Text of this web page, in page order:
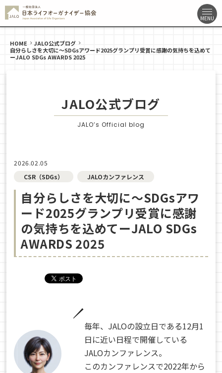
HOME
JALO公式ブログ
自分らしさを大切に～SDGsアワード2025グランプリ受賞に感謝の気持ちを込めて
ーJALO SDGs AWARDS 2025
JALO公式ブログ
JALO’s Official blog
2026.02.05
CSR（SDGs）
JALOカンファレンス
自分らしさを大切に～SDGsアワ
ード2025グランプリ受賞に感謝
の気持ちを込めてーJALO SDGs
AWARDS 2025
毎年、JALOの設立日である12月1
日に近い日程で開催している
JALOカンファレンス。
このカンファレンスで2022年から